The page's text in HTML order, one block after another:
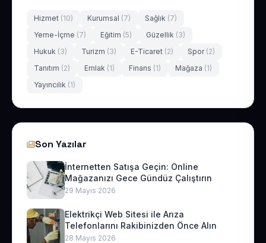
Hizmet (10) Kurumsal (7) Sağlık (7)
Yeme-İçme (7) Eğitim (5) Güzellik (3)
Hukuk (3) Turizm (3) E-Ticaret (2) Spor (2)
Tanıtım (2) Emlak (1) Finans (1) Mağaza (1)
Yayıncılık (1)
Son Yazılar
İnternetten Satışa Geçin: Online
Mağazanızı Gece Gündüz Çalıştırın
29 Mayıs 2026
Elektrikçi Web Sitesi ile Arıza
Telefonlarını Rakibinizden Önce Alın
28 Mayıs 2026